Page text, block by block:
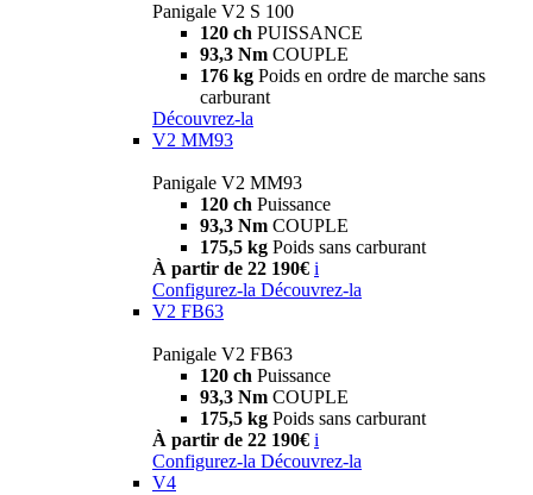
Panigale V2 S 100
120 ch PUISSANCE
93,3 Nm COUPLE
176 kg Poids en ordre de marche sans
carburant
Découvrez-la
V2 MM93
Panigale V2 MM93
120 ch Puissance
93,3 Nm COUPLE
175,5 kg Poids sans carburant
À partir de 22 190€ i
Configurez-la Découvrez-la
V2 FB63
Panigale V2 FB63
120 ch Puissance
93,3 Nm COUPLE
175,5 kg Poids sans carburant
À partir de 22 190€ i
Configurez-la Découvrez-la
V4